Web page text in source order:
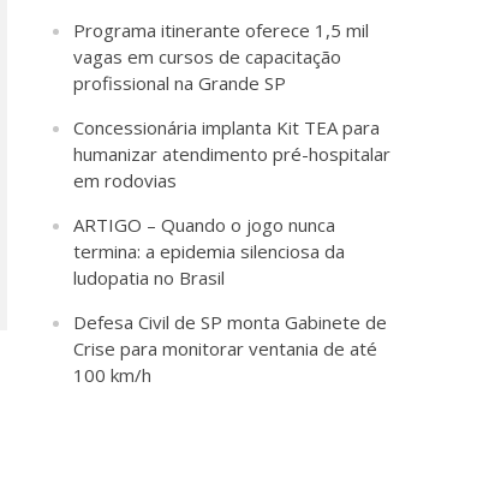
Programa itinerante oferece 1,5 mil
vagas em cursos de capacitação
profissional na Grande SP
Concessionária implanta Kit TEA para
humanizar atendimento pré-hospitalar
em rodovias
ARTIGO – Quando o jogo nunca
termina: a epidemia silenciosa da
ludopatia no Brasil
Defesa Civil de SP monta Gabinete de
Crise para monitorar ventania de até
100 km/h